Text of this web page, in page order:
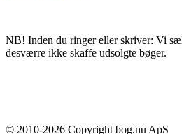
NB! Inden du ringer eller skriver: Vi
desværre ikke skaffe udsolgte bøger.
© 2010-2026 Copyright bog.nu ApS